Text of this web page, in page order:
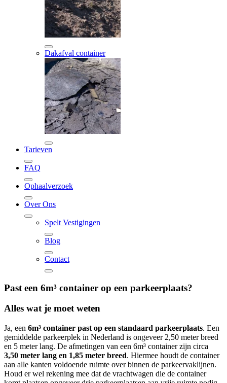
Dakafval container
Tarieven
FAQ
Ophaalverzoek
Over Ons
Spelt Vestigingen
Blog
Contact
Past een 6m³ container op een parkeerplaats?
Alles wat je moet weten
Ja, een 6m³ container past op een standaard parkeerplaats. Een
gemiddelde parkeerplek in Nederland is ongeveer 2,50 meter breed
en 5 meter lang. De afmetingen van een 6m³ container zijn circa
3,50 meter lang en 1,85 meter breed. Hiermee houdt de container
aan alle kanten voldoende ruimte over binnen de parkeervaklijnen.
Houd er wel rekening mee dat de vrachtwagen die de container